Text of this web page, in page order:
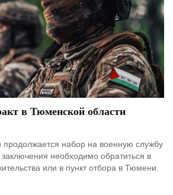
в Тюменской области
продолжается набор на военную службу
заключения необходимо обратиться в
или в пункт отбора в Тюмени.